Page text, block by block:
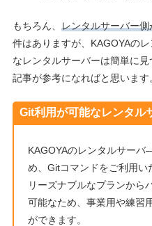
もちろん、 レンタルサーバー
件はありますが、KAGOYAの
なレンタルサーバーは簡単に
記事が参考になればと思います
Git利用が可能なレンタル
KAGOYAのレンタルサー
め、Gitコマンドをご利用い
リーズナブルなプランから
可能なため、事業用や練習
ができます。